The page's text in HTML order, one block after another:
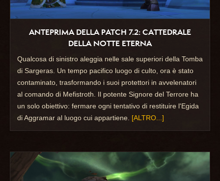
ANTEPRIMA DELLA PATCH 7.2: CATTEDRALE
DELLA NOTTE ETERNA
Qualcosa di sinistro aleggia nelle sale superiori della Tomba
di Sargeras. Un tempo pacifico luogo di culto, ora è stato
contaminato, trasformando i suoi protettori in avvelenatori
al comando di Mefistroth. Il potente Signore del Terrore ha
un solo obiettivo: fermare ogni tentativo di restituire l'Egida
di Aggramar al luogo cui appartiene. [ALTRO...]